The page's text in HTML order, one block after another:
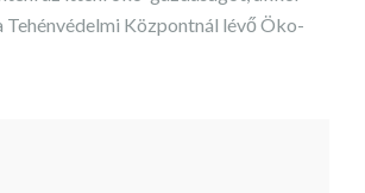
Tehénvédelmi Központnál lévő Öko-